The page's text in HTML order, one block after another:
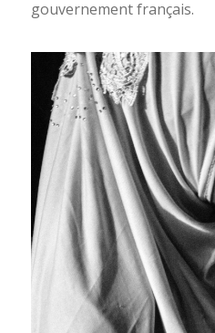
gouvernement français.